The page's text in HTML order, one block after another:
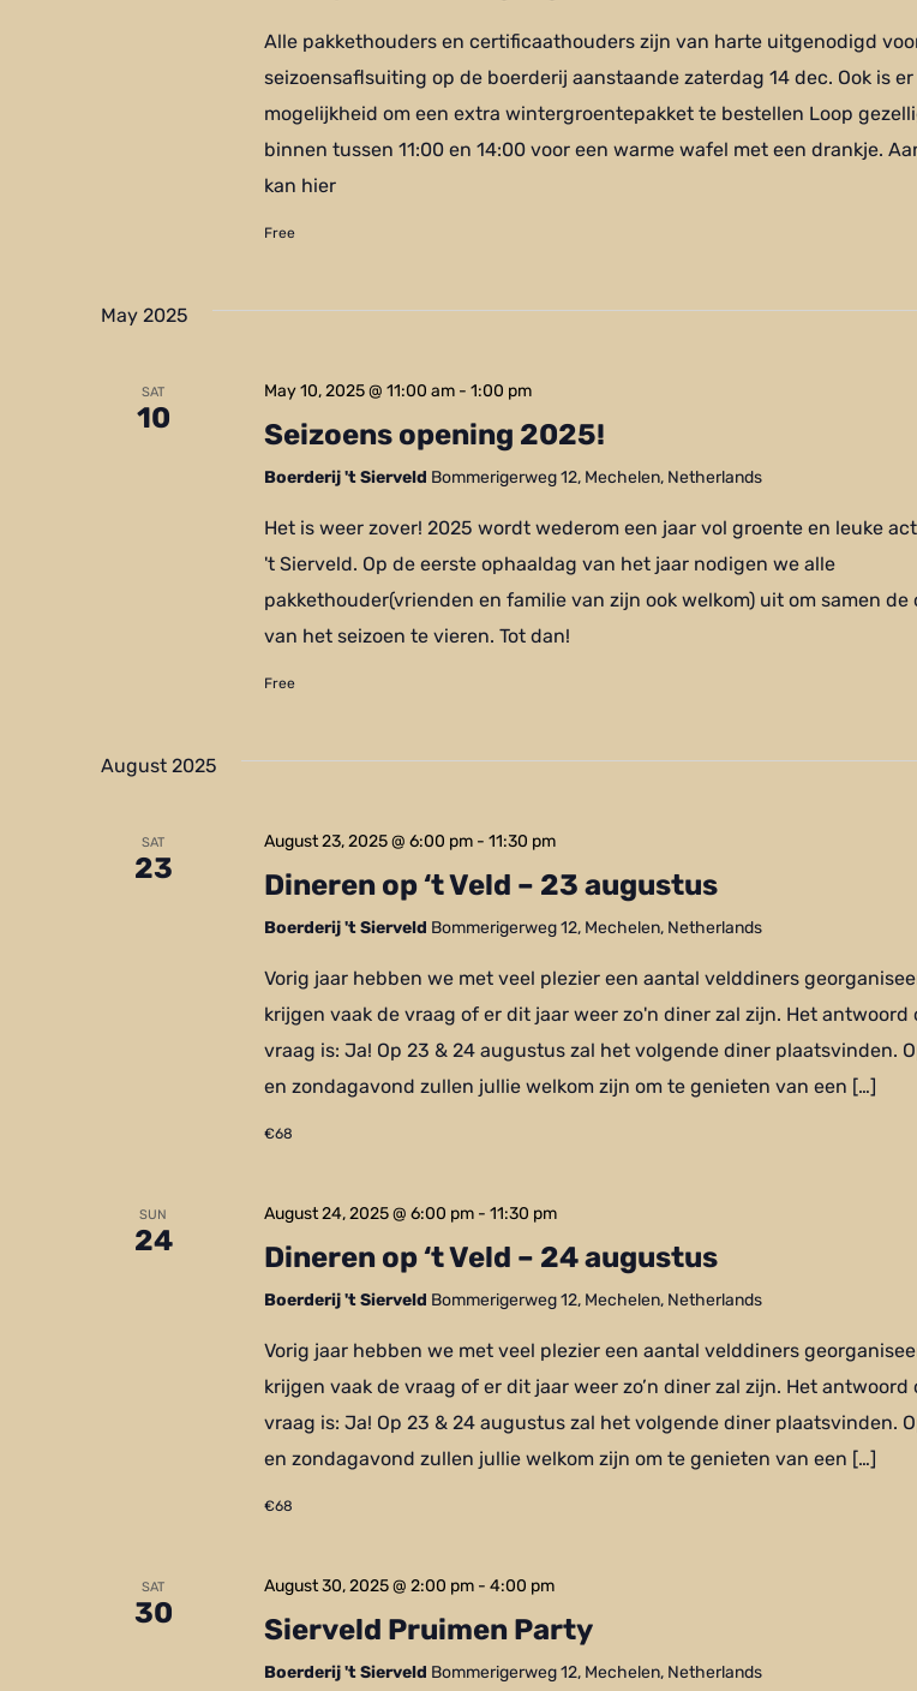
Alle pakkethouders en certificaathouders zijn van harte uitgenodigd
seizoensaflsuiting op de boerderij aanstaande zaterdag 14 dec. Ook is
mogelijkheid om een extra wintergroentepakket te bestellen Loop
binnen tussen 11:00 en 14:00 voor een warme wafel met een drankje.
kan hier
Free
May 2025
SAT
10
May 10, 2025 @ 11:00 am- 1:00 pm
Seizoens opening 2025!
Boerderij 't Sierveld Bommerigerweg 12, Mechelen, Netherlands
Het is weer zover! 2025 wordt wederom een jaar vol groente en leuke
't Sierveld. Op de eerste ophaaldag van het jaar nodigen we alle
pakkethouder(vrienden en familie van zijn ook welkom) uit om samen de
van het seizoen te vieren. Tot dan!
Free
August 2025
SAT
23
August 23, 2025 @ 6:00 pm- 11:30 pm
Dineren op ‘t Veld – 23 augustus
Boerderij 't Sierveld Bommerigerweg 12, Mechelen, Netherlands
Vorig jaar hebben we met veel plezier een aantal velddiners
krijgen vaak de vraag of er dit jaar weer zo'n diner zal zijn. Het antwoord
vraag is: Ja! Op 23 & 24 augustus zal het volgende diner plaatsvinden.
en zondagavond zullen jullie welkom zijn om te genieten van een […]
€68
SUN
24
August 24, 2025 @ 6:00 pm- 11:30 pm
Dineren op ‘t Veld – 24 augustus
Boerderij 't Sierveld Bommerigerweg 12, Mechelen, Netherlands
Vorig jaar hebben we met veel plezier een aantal velddiners
krijgen vaak de vraag of er dit jaar weer zo’n diner zal zijn. Het antwoord
vraag is: Ja! Op 23 & 24 augustus zal het volgende diner plaatsvinden.
en zondagavond zullen jullie welkom zijn om te genieten van een […]
€68
SAT
30
August 30, 2025 @ 2:00 pm- 4:00 pm
Sierveld Pruimen Party
Boerderij 't Sierveld Bommerigerweg 12, Mechelen, Netherlands